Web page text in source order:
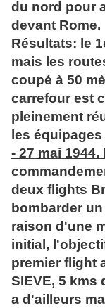
du nord pour
devant Rome.
Résultats: le
mais les
coupé à 50
carrefour est
pleinement
les
- 27 mai
deux flights
bombarder
raison d'une
initial,
premier flight
SIEVE, 5 kms
a d'ailleurs